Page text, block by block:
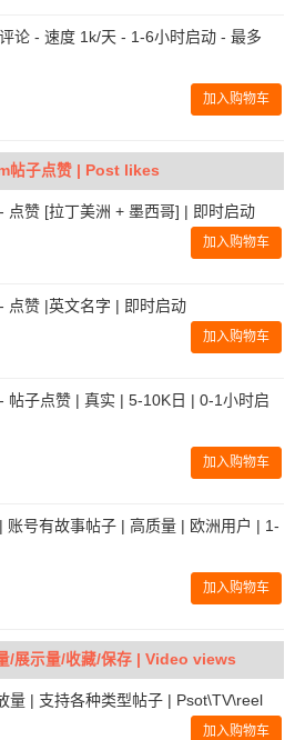
论 - 速度 1k/天 - 1-6小时启动 - 最多
加入购物车
帖子点赞 | Post likes
点赞 [拉丁美洲 + 墨西哥] | 即时启动
加入购物车
点赞 |英文名字 | 即时启动
加入购物车
帖子点赞 | 真实 | 5-10K日 | 0-1小时启
加入购物车
号有故事帖子 | 高质量 | 欧洲用户 | 1-
加入购物车
/展示量/收藏/保存 | Video views
量 | 支持各种类型帖子 | Psot\TV\reel
加入购物车